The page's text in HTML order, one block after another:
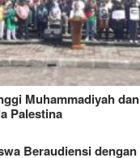
Muhammadiyah
Palestina
Beraudiensi dengan